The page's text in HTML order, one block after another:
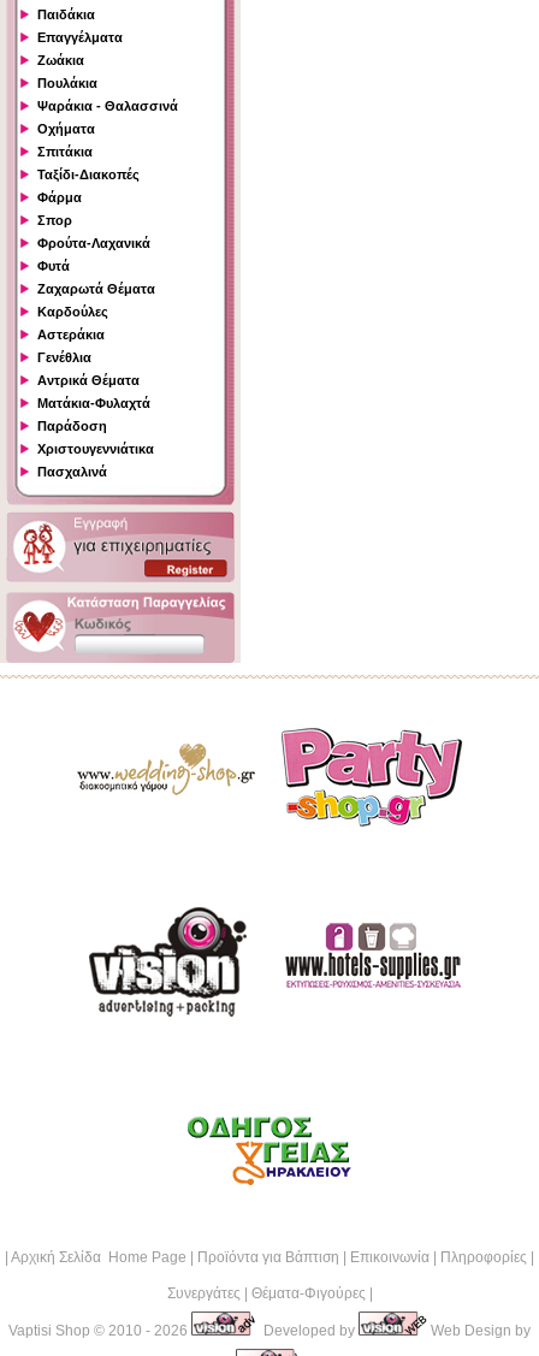
Παιδάκια
Επαγγέλματα
Ζωάκια
Πουλάκια
Ψαράκια - Θαλασσινά
Οχήματα
Σπιτάκια
Ταξίδι-Διακοπές
Φάρμα
Σπορ
Φρούτα-Λαχανικά
Φυτά
Ζαχαρωτά Θέματα
Καρδούλες
Αστεράκια
Γενέθλια
Αντρικά Θέματα
Ματάκια-Φυλαχτά
Παράδοση
Χριστουγεννιάτικα
Πασχαλινά
Αρχική Σελίδα Home Page Προϊόντα για Βάπτιση Επικοινωνία Πληροφορίες
Συνεργάτες Θέματα-Φιγούρες
Vaptisi Shop © 2010 - 2026 Developed by Web Design by